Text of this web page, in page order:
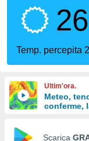
per
di
Web
le
Temp. percepita
Ultim'ora.
Meteo,
conferme,
Scarica